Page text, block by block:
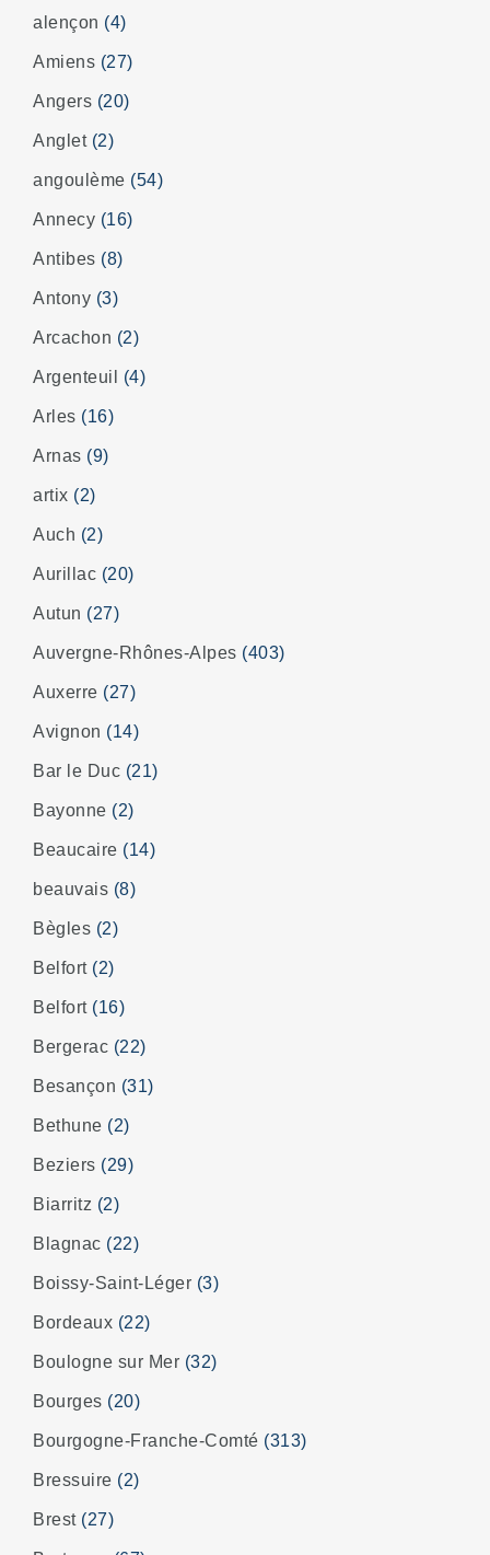
alençon (4)
Amiens (27)
Angers (20)
Anglet (2)
angoulème (54)
Annecy (16)
Antibes (8)
Antony (3)
Arcachon (2)
Argenteuil (4)
Arles (16)
Arnas (9)
artix (2)
Auch (2)
Aurillac (20)
Autun (27)
Auvergne-Rhônes-Alpes (403)
Auxerre (27)
Avignon (14)
Bar le Duc (21)
Bayonne (2)
Beaucaire (14)
beauvais (8)
Bègles (2)
Belfort (2)
Belfort (16)
Bergerac (22)
Besançon (31)
Bethune (2)
Beziers (29)
Biarritz (2)
Blagnac (22)
Boissy-Saint-Léger (3)
Bordeaux (22)
Boulogne sur Mer (32)
Bourges (20)
Bourgogne-Franche-Comté (313)
Bressuire (2)
Brest (27)